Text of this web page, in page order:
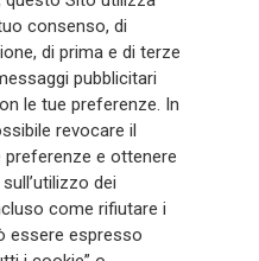
75 milioni di clienti, il
in Europa e una presenza
strategia di Generali c'è il suo
realizzato attraverso soluzioni
cliente di prima classe e le sue
Il Gruppo ha
in tutte le scelte strategiche, con
mentre costruisce una
consenso, di
di prima e di terze
pubblicitari
le tue preferenze. In
revocare il
e ottenere
dei
come rifiutare i
essere espresso